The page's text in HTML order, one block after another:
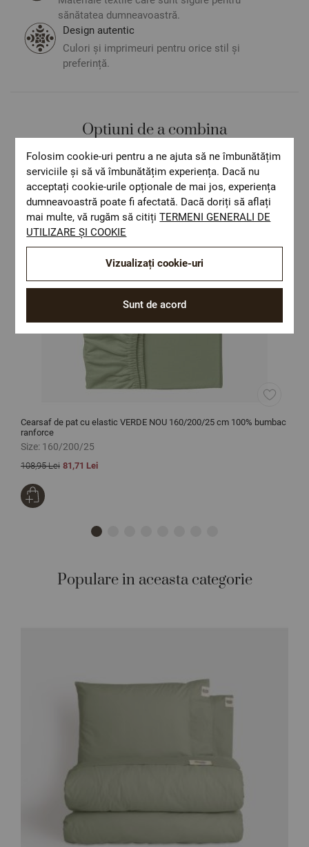
sănătatea dumneavoastră.
Design autentic
Culori și imprimeuri pentru orice stil și
preferință.
Optiuni de a combina
Cearsaf de pat cu elastic VERDE NOU 160/200/25 cm 100% bumbac
ranforce
Size: 160/200/25
108,95 Lei 81,71 Lei
Populare in aceasta categorie
Folosim cookie-uri pentru a ne ajuta să ne îmbunătățim
serviciile și să vă îmbunătățim experiența. Dacă nu
acceptați cookie-urile opționale de mai jos, experiența
dumneavoastră poate fi afectată. Dacă doriți să aflați
mai multe, vă rugăm să citițiTERMENI GENERALI DE
UTILIZARE ȘI COOKIE
Sunt de acord
Vizualizați cookie-uri